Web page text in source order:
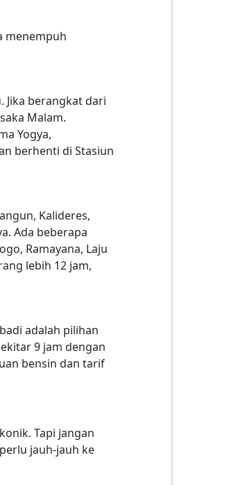
menempuh
Jika berangkat dari
Malam.
Yogya,
berhenti di Stasiun
Kalideres,
Ada beberapa
Ramayana, Laju
lebih 12 jam,
adalah pilihan
9 jam dengan
bensin dan tarif
Tapi jangan
jauh-jauh ke